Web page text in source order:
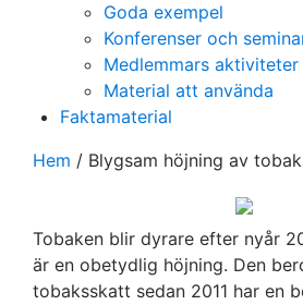
Goda exempel
Konferenser och
Medlemmars aktiviteter
Material att använda
Faktamaterial
Hem / Blygsam höjning av
Tobaken blir dyrare efter nyår
är en obetydlig höjning. Den
tobaksskatt sedan 2011 har en